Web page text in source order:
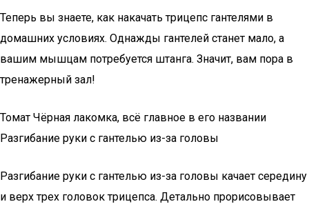
Теперь вы знаете, как накачать трицепс гантелями в
домашних условиях. Однажды гантелей станет мало, а
вашим мышцам потребуется штанга. Значит, вам пора в
тренажерный зал!
Томат Чёрная лакомка, всё главное в его названии
Разгибание руки с гантелью из-за головы
Разгибание руки с гантелью из-за головы качает середину
и верх трех головок трицепса. Детально прорисовывает